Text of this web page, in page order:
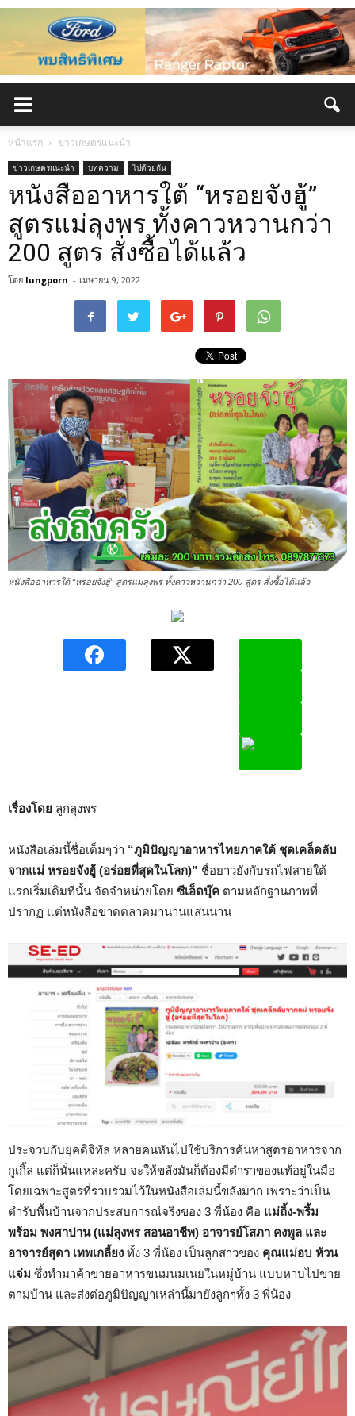
หน้าแรก ข่าวเกษตรแนะนำ
ข่าวเกษตรแนะนำ บทความ ไปด้วยกัน
หนังสืออาหารใต้ “หรอยจังฮู้”
สูตรแม่ลุงพร ทั้งคาวหวานกว่า
200 สูตร สั่งซื้อได้แล้ว
โดย lungporn - เมษายน 9, 2022
หนังสืออาหารใต้ “หรอยจังฮู้” สูตรแม่ลุงพร ทั้งคาวหวานกว่า 200 สูตร สั่งซื้อได้แล้ว
เรื่องโดย ลูกลุงพร
หนังสือเล่มนี้ชื่อเต็มๆว่า “ภูมิปัญญาอาหารไทยภาคใต้ ชุดเคล็ดลับ
จากแม่ หรอยจังฮู้ (อร่อยที่สุดในโลก)” ชื่อยาวยังกับรถไฟสายใต้
แรกเริ่มเดิมทีนั้น จัดจำหน่ายโดย ซีเอ็ดบุ๊ค ตามหลักฐานภาพที่
ปรากฏ แต่หนังสือขาดตลาดมานานแสนนาน
ประจวบกับยุคดิจิทัล หลายคนหันไปใช้บริการค้นหาสูตรอาหารจาก
กูเกิ้ล แต่ก็นั่นแหละครับ จะให้ขลังมันก็ต้องมีตำราของแท้อยู่ในมือ
โดยเฉพาะสูตรที่รวบรวมไว้ในหนังสือเล่มนี้ขลังมาก เพราะว่าเป็น
ตำรับพื้นบ้านจากประสบการณ์จริงของ 3 พี่น้อง คือ แม่ถิ้ง-พริ้ม
พร้อม พงศาปาน (แม่ลุงพร สอนอาชีพ) อาจารย์โสภา คงพูล และ
อาจารย์สุดา เทพเกลี้ยง ทั้ง 3 พี่น้อง เป็นลูกสาวของ คุณแม่อบ ห้วน
แจ่ม ซึ่งทำมาค้าขายอาหารขนมนมเนยในหมู่บ้าน แบบหาบไปขาย
ตามบ้าน และส่งต่อภูมิปัญญาเหล่านี้มายังลูกๆทั้ง 3 พี่น้อง